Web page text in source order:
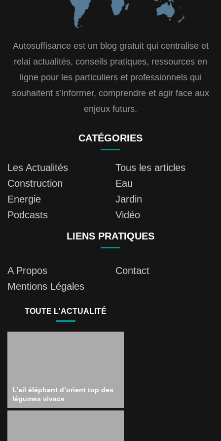
Autosuffisance est un blog gratuit qui centralise et
relai actualités, conseils pratiques, ressources en
ligne pour les particuliers et professionnels qui
souhaitent s’informer, comprendre et agir face aux
enjeux futurs.
CATÉGORIES
Les Actualités
Tous les articles
Construction
Eau
Energie
Jardin
Podcasts
Vidéo
LIENS PRATIQUES
A Propos
Contact
Mentions Légales
TOUTE L'ACTUALITÉ
L’ail éléphant d’orient top des
légumes vivace